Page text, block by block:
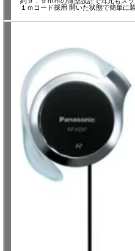
１ｍコード採用 開いた状態で簡単に